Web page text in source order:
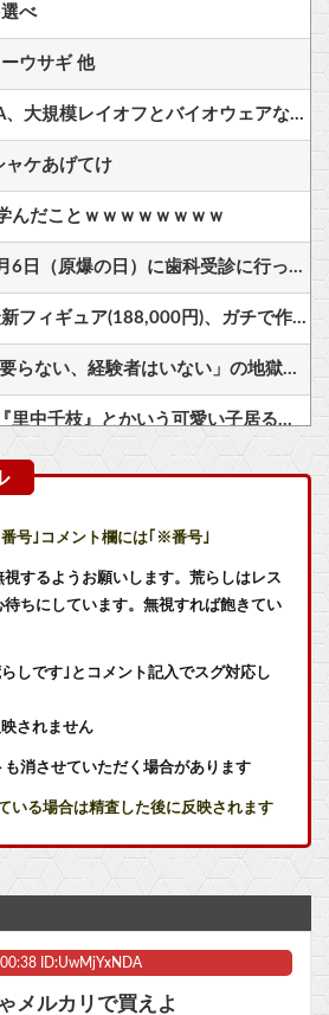
べ
ウサギ 他
サウジに買収されたEA、大規模レイオフとバイオウェアなど売却か
ャケあげてけ
んだことｗｗｗｗｗｗｗｗ
蓮舫氏、高市首相が8月6日（原爆の日）に歯科受診に行ったことを批判「この日を避けて行くべきお立場ではないでしょうか」
【画像】キャミイの最新フィギュア(188,000円)、ガチで作り込みがエグすぎる
IT業界、「未経験者は要らない、経験者はいない」の地獄絵図にwww
【画像】ペルソナ4の『里中千枝』とかいう可愛い子居るじゃん？
どこれが名作？
やが
かわ、人気がなさ過ぎる事が判明他
ろうアニメｗｗｗ他
謎解きとかダンジョンのギミックが面白いと思ったゲームある？
号｣コメント欄には｢※番号｣
するようお願いします。荒らしはレス
ちにしています。無視すれば飽きてい
しです｣とコメント記入でスグ対応し
されません
消させていただく場合があります
いる場合は精査した後に反映されます
ID:UwMjYxNDA
メルカリで買えよ